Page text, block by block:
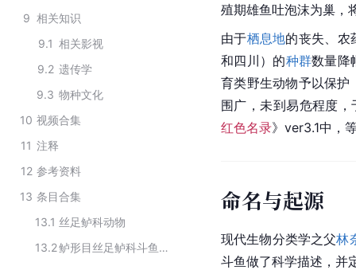
9 相关知识
9.1 相关影视
9.2 遗传学
9.3 物种文化
10 视频合集
11 注释
12 参考资料
13 条目合集
13.1 丝足鲈科动物
13.2
鲈形目丝足鲈科斗鱼属动物
殖期雄鱼吐泡沫为巢，
由于栖息地的丧失、农
和四川）的种群数量降
育类野生动物予以保护
围广，未到易危程度
红色名录》ver3.1中，
命名与起源
现代生物分类学之父林
斗鱼做了科学描述，并